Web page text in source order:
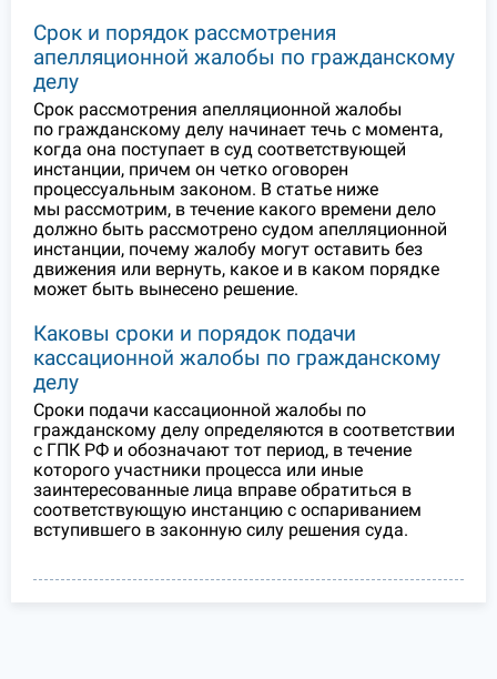
Срок и порядок рассмотрения
апелляционной жалобы по гражданскому
делу
Срок рассмотрения апелляционной жалобы
по гражданскому делу начинает течь с момента,
когда она поступает в суд соответствующей
инстанции, причем он четко оговорен
процессуальным законом. В статье ниже
мы рассмотрим, в течение какого времени дело
должно быть рассмотрено судом апелляционной
инстанции, почему жалобу могут оставить без
движения или вернуть, какое и в каком порядке
может быть вынесено решение.
Каковы сроки и порядок подачи
кассационной жалобы по гражданскому
делу
Сроки подачи кассационной жалобы по
гражданскому делу определяются в соответствии
с ГПК РФ и обозначают тот период, в течение
которого участники процесса или иные
заинтересованные лица вправе обратиться в
соответствующую инстанцию с оспариванием
вступившего в законную силу решения суда.